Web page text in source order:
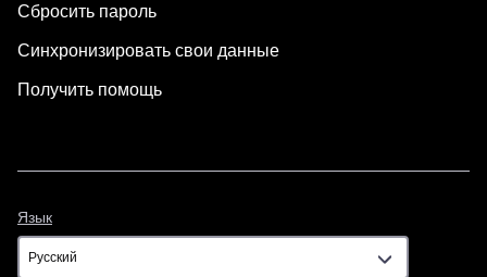
Сбросить пароль
Синхронизировать свои данные
Получить помощь
Язык